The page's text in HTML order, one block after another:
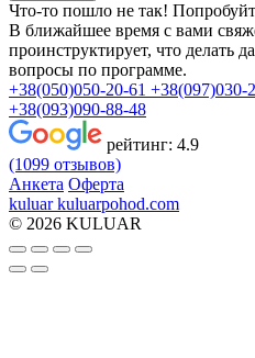
Что-то пошло не так!
В ближайшее время с вами
проинструктирует, что делать
вопросы по программе.
+38(050)050-20-61 +38(097)030-
+38(093)090-88-48
рейтинг: 4.9
(1099 отзывов)
Анкета Оферта
kuluar kuluarpohod.com
© 2026 KULUAR